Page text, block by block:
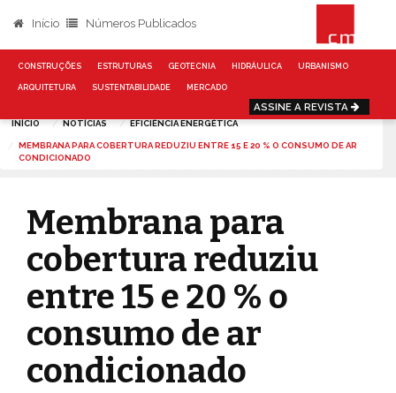
Início Números Publicados
CONSTRUÇÕES ESTRUTURAS GEOTECNIA HIDRÁULICA URBANISMO
ARQUITETURA SUSTENTABILIDADE MERCADO
ASSINE A REVISTA
INÍCIO NOTÍCIAS EFICIÊNCIA ENERGÉTICA
MEMBRANA PARA COBERTURA REDUZIU ENTRE 15 E 20 % O CONSUMO DE AR
CONDICIONADO
Membrana para
cobertura reduziu
entre 15 e 20 % o
consumo de ar
condicionado